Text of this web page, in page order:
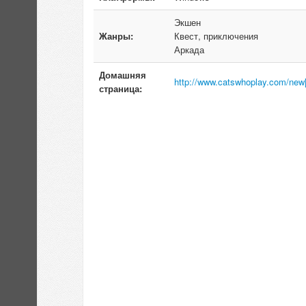
Жанры:
Экшен
Квест, приключения
Аркада
Домашняя
страница:
http://www.catswhoplay.com/